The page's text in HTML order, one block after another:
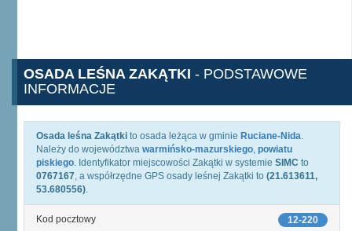
OSADA LEŚNA ZAKĄTKI - PODSTAWOWE
INFORMACJE
Osada leśna Zakątki to osada leżąca w gminie Ruciane-Nida.
Należy do województwa warmińsko-mazurskiego, powiatu
piskiego. Identyfikator miejscowości Zakątki w systemie SIMC to
0767167, a współrzędne GPS osady leśnej Zakątki to (21.613611,
53.680556).
12-220
Kod pocztowy